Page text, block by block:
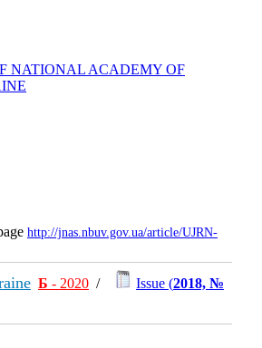
NATIONAL ACADEMY OF
http://jnas.nbuv.gov.ua/article/UJRN-
Б - 2020 / Issue (2018, №